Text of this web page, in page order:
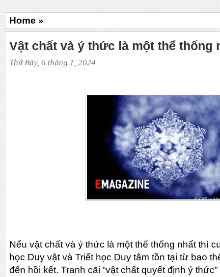
Home »
Vật chất và ý thức là một thể thống
Thứ Bảy, 6 tháng 1, 2024
Nếu vật chất và ý thức là một thể thống nhất thì
học Duy vật và Triết học Duy tâm tồn tại từ bao
đến hồi kết. Tranh cãi “vật chất quyết định ý